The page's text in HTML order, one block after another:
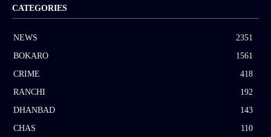
CATEGORIES
NEWS
2351
BOKARO
1561
CRIME
418
RANCHI
192
DHANBAD
143
CHAS
110